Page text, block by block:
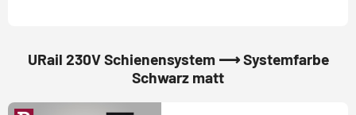
URail 230V Schienensystem ⟶ Systemfarbe
Schwarz matt